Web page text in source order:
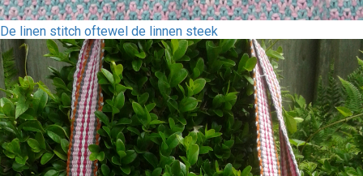
De linen stitch oftewel de linnen steek